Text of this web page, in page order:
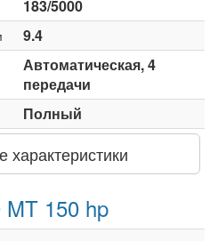
183/5000
9.4
Автоматическая, 4
передачи
Полный
характеристики
MT 150 hp